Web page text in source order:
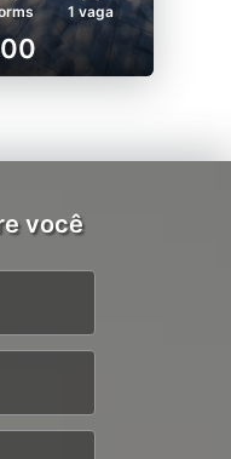
1 vaga
você